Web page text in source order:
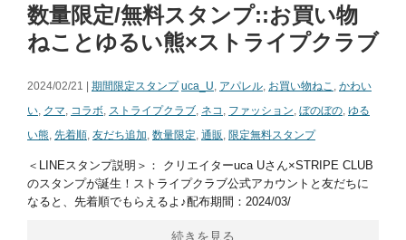
数量限定/無料スタンプ::お買い物
ねことゆるい熊×ストライプクラブ
2024/02/21 | 期間限定スタンプ uca_U, アパレル, お買い物ねこ , かわい
い, クマ, コラボ, ストライプクラブ, ネコ , ファッション, ぼのぼの, ゆる
い熊, 先着順, 友だち追加, 数量限定, 通販 , 限定無料スタンプ
＜LINEスタンプ説明＞： クリエイターuca Uさん×STRIPE CLUB
のスタンプが誕生！ストライプクラブ公式アカウントと友だちに
なると、先着順でもらえるよ♪配布期間：2024/03/
続きを見る